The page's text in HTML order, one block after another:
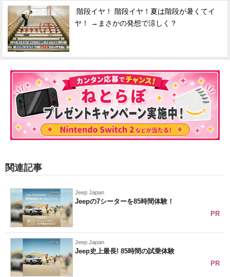
階段イヤ！ 階段イヤ！夏は階段が暑くてイ
ヤ！ →まさかの発想で涼しく？
関連記事
Jeep Japan
Jeepの7シーターを85時間体験！
PR
Jeep Japan
Jeep史上最長! 85時間の試乗体験
PR